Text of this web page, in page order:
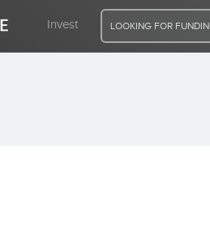
Invest LOOKING FOR